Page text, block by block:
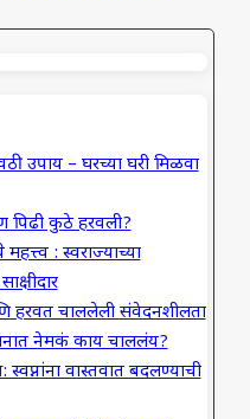
उपाय – घरच्या घरी मिळवा
कुठे हरवली?
महत्त्व : स्वराज्याच्या
हरवत चाललेली संवेदनशीलता
नेमकं काय चाललंय?
वास्तवात बदलण्याची